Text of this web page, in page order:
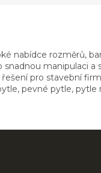
nabídce rozměrů,
manipulaci a
pro stavební
pevné pytle, pytle